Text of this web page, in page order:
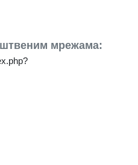
мрежама: